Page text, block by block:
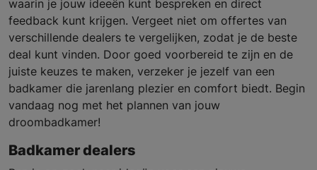
waarin je jouw ideeën kunt bespreken en direct
feedback kunt krijgen. Vergeet niet om offertes van
verschillende dealers te vergelijken, zodat je de beste
deal kunt vinden. Door goed voorbereid te zijn en de
juiste keuzes te maken, verzeker je jezelf van een
badkamer die jarenlang plezier en comfort biedt. Begin
vandaag nog met het plannen van jouw
droombadkamer!
Badkamer dealers